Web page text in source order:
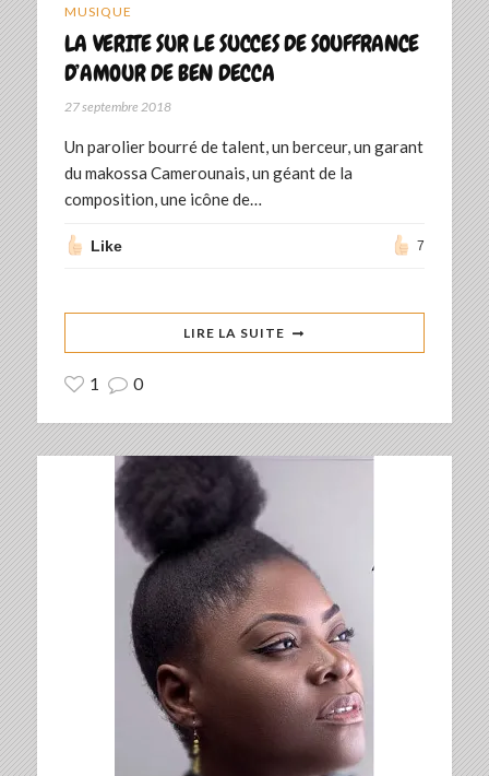
MUSIQUE
LA VERITE SUR LE SUCCES DE SOUFFRANCE
D’AMOUR DE BEN DECCA
27 septembre 2018
Un parolier bourré de talent, un berceur, un garant
du makossa Camerounais, un géant de la
composition, une icône de…
Like 7
LIRE LA SUITE
1 0